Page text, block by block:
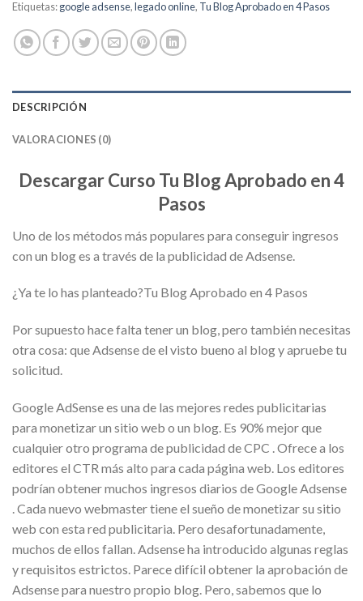
Etiquetas:google adsense,legado online, Tu Blog Aprobado en 4 Pasos
DESCRIPCIÓN
VALORACIONES (0)
Descargar Curso Tu Blog Aprobado en 4
Pasos
Uno de los métodos más populares para conseguir ingresos
con un blog es a través de la publicidad de Adsense.
¿Ya te lo has planteado?Tu Blog Aprobado en 4 Pasos
Por supuesto hace falta tener un blog, pero también necesitas
otra cosa: que Adsense de el visto bueno al blog y apruebe tu
solicitud.
Google AdSense es una de las mejores redes publicitarias
para monetizar un sitio web o un blog. Es 90% mejor que
cualquier otro programa de publicidad de CPC . Ofrece a los
editores el CTR más alto para cada página web. Los editores
podrían obtener muchos ingresos diarios de Google Adsense
. Cada nuevo webmaster tiene el sueño de monetizar su sitio
web con esta red publicitaria. Pero desafortunadamente,
muchos de ellos fallan. Adsense ha introducido algunas reglas
y requisitos estrictos. Parece difícil obtener la aprobación de
Adsense para nuestro propio blog. Pero, sabemos que lo